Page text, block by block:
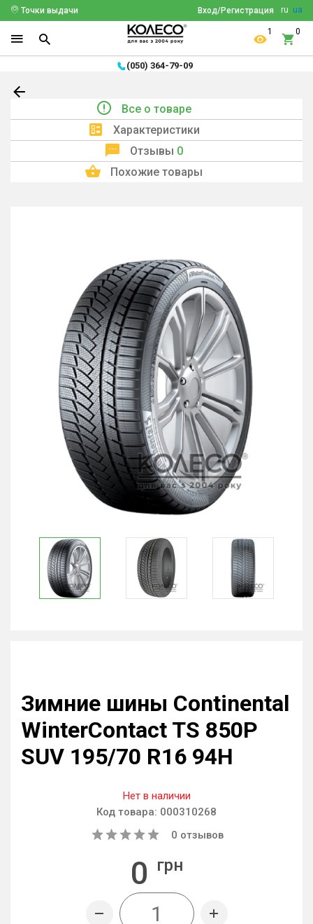
ru ua
Вход/Регистрация
Точки выдачи
1 0
(050) 364-79-09
Все о товаре
Характеристики
Отзывы 0
Похожие товары
Зимние шины Continental
WinterContact TS 850P
SUV 195/70 R16 94H
Нет в наличии
Код товара: 000310268
0 отзывов
0 грн